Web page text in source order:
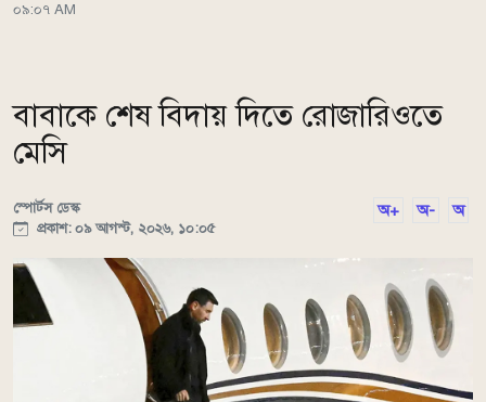
০৯:০৭ AM
বাবাকে শেষ বিদায় দিতে রোজারিওতে
মেসি
স্পোর্টস ডেস্ক
প্রকাশ: ০৯ আগস্ট, ২০২৬, ১০:০৫
অ+ অ- অ